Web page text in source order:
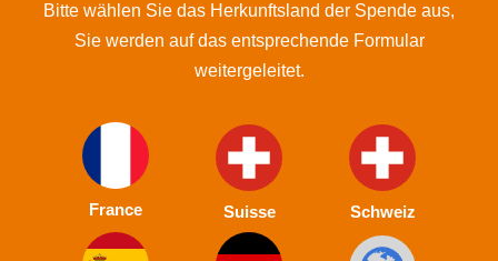
Bitte wählen Sie das Herkunftsland der Spende aus,
Sie werden auf das entsprechende Formular
weitergeleitet.
France Suisse Schweiz